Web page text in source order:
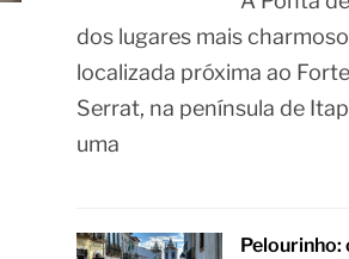
dos lugares mais
localizada próxima ao
Serrat, na península de
uma
Pelourinho: